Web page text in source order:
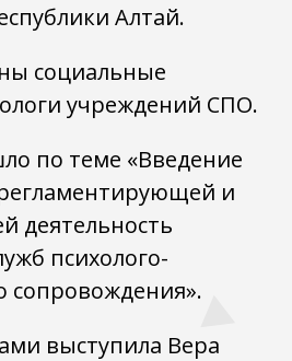
Алтай.
социальные
учреждений СПО.
по теме «Введение
и
деятельность
психолого-
сопровождения».
выступила Вера